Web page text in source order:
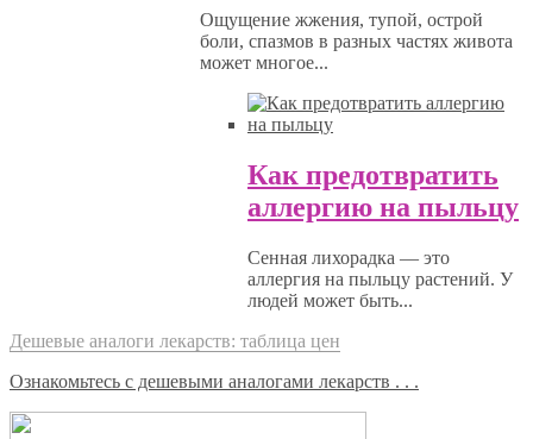
Ощущение жжения, тупой, острой
боли, спазмов в разных частях живота
может многое...
Как предотвратить
аллергию на пыльцу
Сенная лихорадка — это
аллергия на пыльцу растений. У
людей может быть...
Дешевые аналоги лекарств: таблица цен
Ознакомьтесь с дешевыми аналогами лекарств . . .